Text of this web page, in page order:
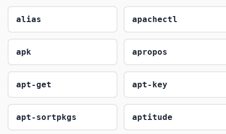
alias apachectl
apk apropos
apt-get apt-key
apt-sortpkgs aptitude